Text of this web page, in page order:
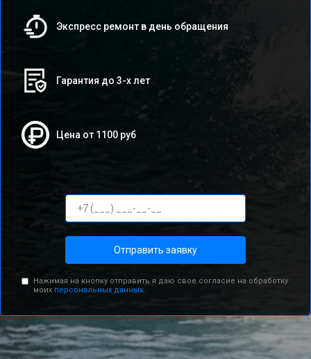
Экспресс ремонт в день обращения
Гарантия до 3-х лет
Цена от 1100 руб
Отправить заявку
Нажимая на кнопку отправить я даю свое согласие на обработку
моих персональных данных.